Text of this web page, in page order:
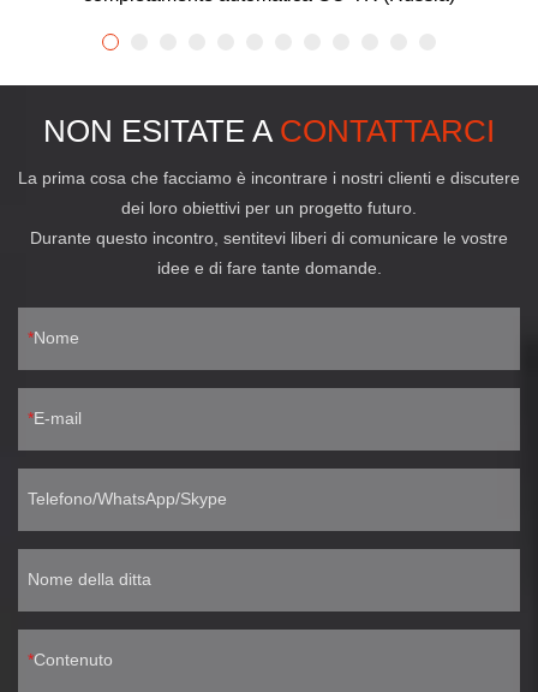
NON ESITATE A CONTATTARCI
La prima cosa che facciamo è incontrare i nostri clienti e discutere
dei loro obiettivi per un progetto futuro.
Durante questo incontro, sentitevi liberi di comunicare le vostre
idee e di fare tante domande.
Nome
E-mail
Telefono/WhatsApp/Skype
Nome della ditta
Contenuto